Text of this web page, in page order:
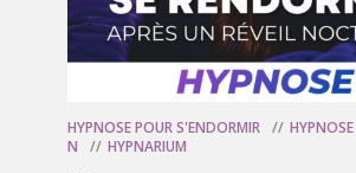
problématique en
approfondir le travail que
avez déjà commencé avec le
podcast ? Alors je vous
réserver une séance pour
HYPNOSE POUR S'ENDORMIR
N
HYPNARIUM